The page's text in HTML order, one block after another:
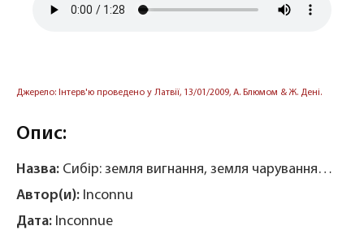
Джерело: Інтерв'ю проведено у Латвії, 13/01/2009, А. Блюмом & Ж. Дені.
Опис:
Назва: Сибір: земля вигнання, земля чарування…
Автор(и): Inconnu
Дата: Inconnue